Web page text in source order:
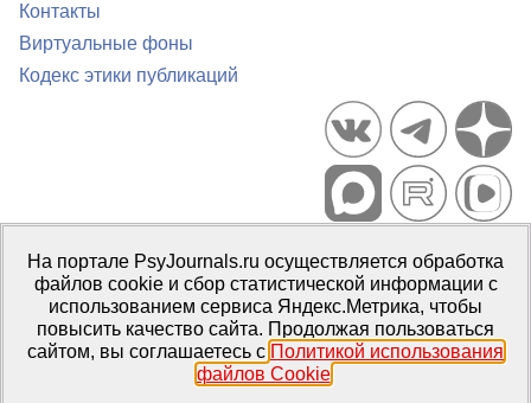
Контакты
Виртуальные фоны
Кодекс этики публикаций
Портал психологических изданий PsyJournals.ru, 2007–2026
Правила использования материалов
Свидетельство регистрации СМИЭл № ФС77-66447 от 14 июля
2016 г.
Издатель: ФГБОУ ВО МГППУ
На портале PsyJournals.ru осуществляется обработка
файлов cookie и сбор статистической информации с
использованием сервиса Яндекс.Метрика, чтобы
повысить качество сайта. Продолжая пользоваться
сайтом, вы соглашаетесь с Политикой использования
файлов Cookie.